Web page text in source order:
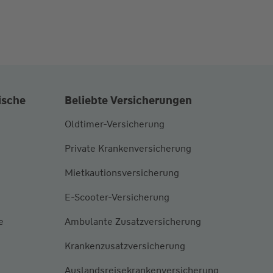
Beliebte Versicherungen
Oldtimer-Versicherung
Private Krankenversicherung
Mietkautionsversicherung
E-Scooter-Versicherung
Ambulante Zusatzversicherung
Krankenzusatzversicherung